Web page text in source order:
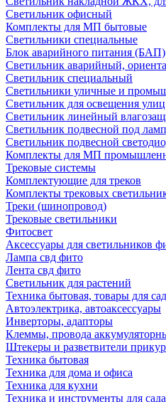
Светильник офисный
Комплекты для МП бытовые
Светильники специальные
Блок аварийного питания (БАП)
Светильник аварийный,
Светильник специальный
Светильники уличные и
Светильник для освещения улиц
Светильник линейный
Светильник подвесной под
Светильник подвесной
Комплекты для МП
Трековые системы
Комплектующие для треков
Комплекты трековых
Треки (шинопровод)
Трековые светильники
Фитосвет
Аксессуары для светильников
Лампа свд фито
Лента свд фито
Светильник для растений
Техника бытовая, товары для
Автоэлектрика, автоаксессуары
Инверторы, адапторы
Клеммы, провода
Штекеры и разветвители
Техника бытовая
Техника для дома и офиса
Техника для кухни
Техника и инструменты для сада